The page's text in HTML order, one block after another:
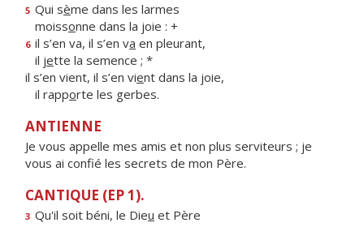
5 Qui sème dans les larmes
moissonne dans la joie : +
6 il s’en va, il s’en va en pleurant,
il jette la semence ; *
il s’en vient, il s’en vient dans la joie,
il rapporte les gerbes.
ANTIENNE
Je vous appelle mes amis et non plus serviteurs ; je
vous ai confié les secrets de mon Père.
CANTIQUE (EP 1).
3 Qu'il soit béni, le Dieu et Père